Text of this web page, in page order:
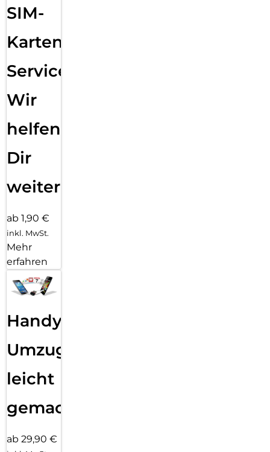
3,5 mm Kopfhöreranschluss & USB-C – maximale Flexibilität
Mit starkem Akku, großem Speicher, smarter KI-Fotografie
perfekte Kombination aus Stil und Leistung – gemacht für
alle, die mehr von ihrem Smartphone erwarten.
SIM-
Karten
Service:
Wir
helfen
Dir
weiter
ab 1,90 €
inkl. MwSt.
Mehr
erfahren
Handy
Umzug
leicht
gemacht!
ab 29,90 €